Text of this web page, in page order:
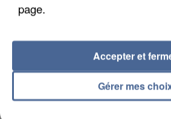
LES DONNÉES DE 300 000
INTERMARCHÉ APRÈS UNE...
page.
Gérer mes
Accepter et